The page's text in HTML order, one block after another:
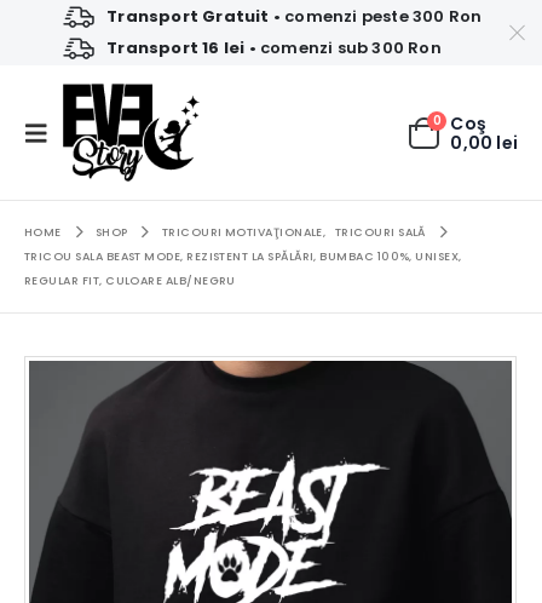
Transport Gratuit • comenzi peste 300 Ron
Transport 16 lei • comenzi sub 300 Ron
0 Coş
0,00 lei
HOME SHOP TRICOURI MOTIVAŢIONALE,
TRICOURI SALĂ
TRICOU SALA BEAST MODE, REZISTENT LA SPĂLĂRI, BUMBAC 100%, UNISEX,
REGULAR FIT, CULOARE ALB/NEGRU